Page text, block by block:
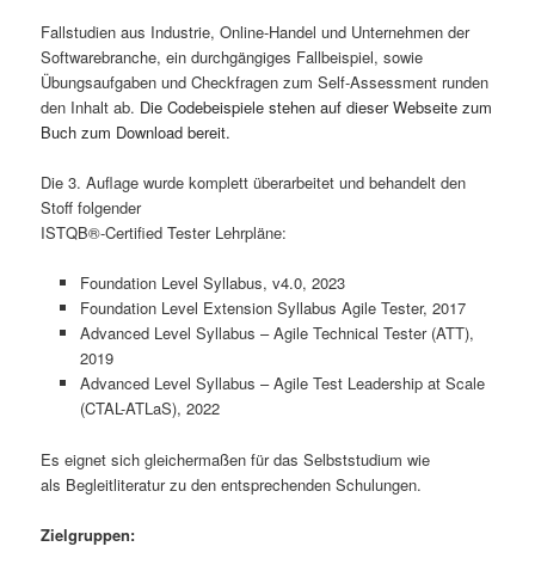
Fallstudien aus Industrie, Online-Handel und Unternehmen der
Softwarebranche, ein durchgängiges Fallbeispiel, sowie
Übungsaufgaben und Checkfragen zum Self-Assessment runden
den Inhalt ab. Die Codebeispiele stehen auf dieser Webseite zum
Buch zum Download bereit.
Die 3. Auflage wurde komplett überarbeitet und behandelt den
Stoff folgender
ISTQB®-Certified Tester Lehrpläne:
Foundation Level Syllabus, v4.0, 2023
Foundation Level Extension Syllabus Agile Tester, 2017
Advanced Level Syllabus – Agile Technical Tester (ATT),
2019
Advanced Level Syllabus – Agile Test Leadership at Scale
(CTAL-ATLaS), 2022
Es eignet sich gleichermaßen für das Selbststudium wie
als Begleitliteratur zu den entsprechenden Schulungen.
Zielgruppen: